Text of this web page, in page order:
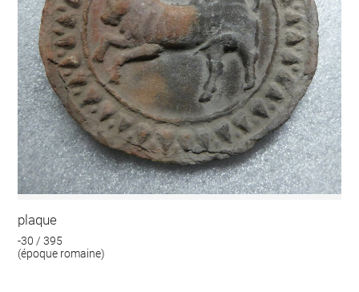
plaque
-30 / 395
(époque romaine)